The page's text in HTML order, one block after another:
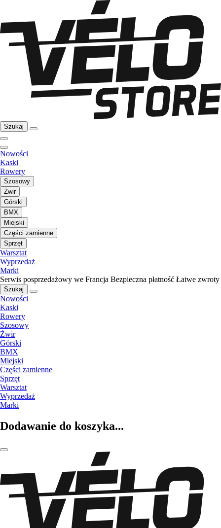
Szukaj
Nowości
Kaski
Rowery
Szosowy
Żwir
Górski
BMX
Miejski
Części zamienne
Sprzęt
Warsztat
Wyprzedaż
Marki
Serwis posprzedażowy we Francja Bezpieczna płatność Łatwe zwroty
Szukaj
Nowości
Kaski
Rowery
Szosowy
Żwir
Górski
BMX
Miejski
Części zamienne
Sprzęt
Warsztat
Wyprzedaż
Marki
Dodawanie do koszyka...